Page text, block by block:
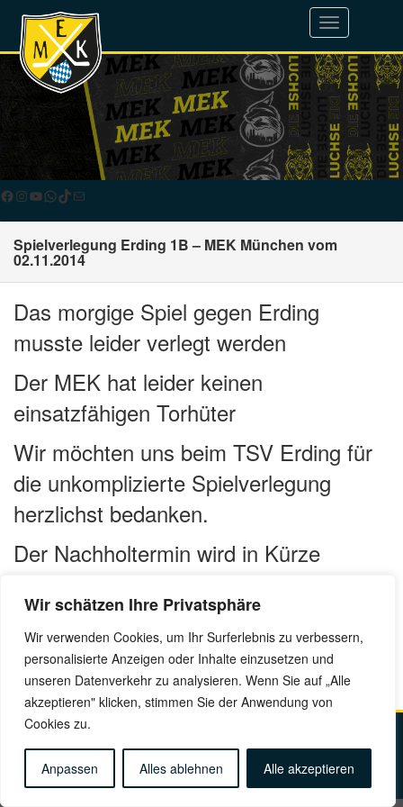
Wir schätzen Ihre Privatsphäre
Wir verwenden Cookies, um Ihr Surferlebnis zu verbessern,
personalisierte Anzeigen oder Inhalte einzusetzen und
unseren Datenverkehr zu analysieren. Wenn Sie auf „Alle
akzeptieren" klicken, stimmen Sie der Anwendung von
Cookies zu.
Anpassen Alles ablehnen Alle akzeptieren
Toggle
navigation
Facebook
Instagram
YouTube
WhatsApp
TikTok
E-Mail
Spielverlegung Erding 1B – MEK München vom
02.11.2014
Das morgige Spiel gegen Erding
musste leider verlegt werden
Der MEK hat leider keinen
einsatzfähigen Torhüter
Wir möchten uns beim TSV Erding für
die unkomplizierte Spielverlegung
herzlichst bedanken.
Der Nachholtermin wird in Kürze
Jochen Karl-Zuppardo
Sportlicher Leiter
© Copyright 2025 Münchner EK
Alle Rechte Vorbehalten